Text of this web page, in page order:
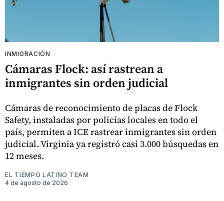
INMIGRACIÓN
Cámaras Flock: así rastrean a
inmigrantes sin orden judicial
Cámaras de reconocimiento de placas de Flock
Safety, instaladas por policías locales en todo el
país, permiten a ICE rastrear inmigrantes sin orden
judicial. Virginia ya registró casi 3.000 búsquedas en
12 meses.
EL TIEMPO LATINO TEAM
4 de agosto de 2026